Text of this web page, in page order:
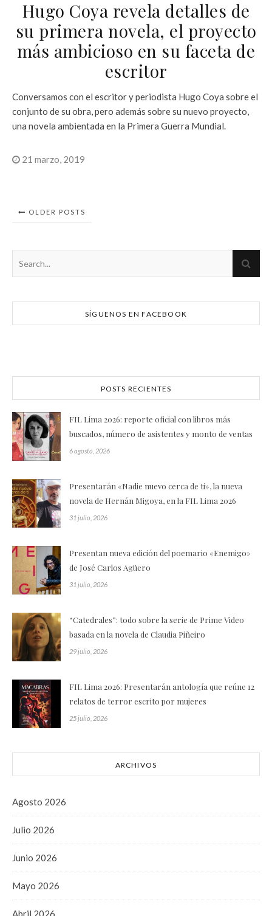
Hugo Coya revela detalles de
su primera novela, el proyecto
más ambicioso en su faceta de
escritor
Conversamos con el escritor y periodista Hugo Coya sobre el
conjunto de su obra, pero además sobre su nuevo proyecto,
una novela ambientada en la Primera Guerra Mundial.
21 marzo, 2019
OLDER POSTS
SÍGUENOS EN FACEBOOK
POSTS RECIENTES
FIL Lima 2026: reporte oficial con libros más
buscados, número de asistentes y monto de ventas
6 agosto, 2026
Presentarán «Nadie nuevo cerca de ti», la nueva
novela de Hernán Migoya, en la FIL Lima 2026
31 julio, 2026
Presentan nueva edición del poemario «Enemigo»
de José Carlos Agüero
31 julio, 2026
“Catedrales”: todo sobre la serie de Prime Video
basada en la novela de Claudia Piñeiro
29 julio, 2026
FIL Lima 2026: Presentarán antología que reúne 12
relatos de terror escrito por mujeres
25 julio, 2026
ARCHIVOS
Agosto 2026
Julio 2026
Junio 2026
Mayo 2026
Abril 2026